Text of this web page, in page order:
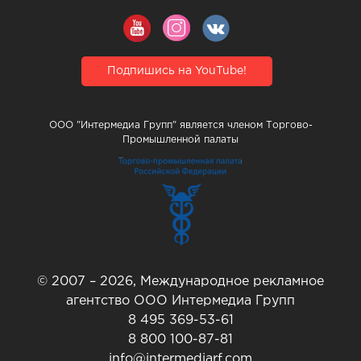
Подпишись на YouTube!
ООО "Интермедиа Групп" является членом Торгово-
Промышленной палаты
© 2007 – 2026, Международное рекламное
агентство ООО Интермедиа Групп
8 495 369-53-61
8 800 100-87-81